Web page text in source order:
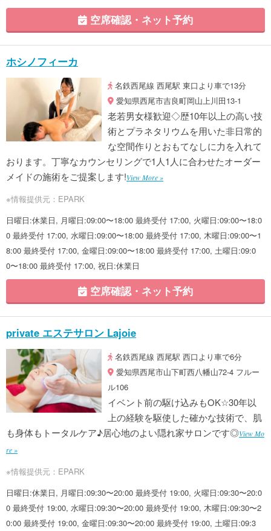
空席確認・ネット予約
ホシノフィーカ
名鉄西尾線 西尾駅 東口より車で13分
愛知県西尾市吉良町岡山上川田13-1
老若男女様歓迎◇歴10年以上の高い技
術とプラネタリウムを用いた非日常的
な空間作りとおもてなしに力を入れて
おります。丁寧なカウンセリングで1人1人に合わせたオーダー
メイドの施術をご提案します!View More »
※情報提供元：EPARK
日曜日:休業日, 月曜日:09:00〜18:00 最終受付 17:00, 火曜日:09:00〜18:0
0 最終受付 17:00, 水曜日:09:00〜18:00 最終受付 17:00, 木曜日:09:00〜1
8:00 最終受付 17:00, 金曜日:09:00〜18:00 最終受付 17:00, 土曜日:09:0
0〜18:00 最終受付 17:00, 祝日:休業日
空席確認・ネット予約
private エステサロン Lajoie
名鉄西尾線 西尾駅 西口より車で6分
愛知県西尾市山下町西八幡山72-4 フルー
ル106
イベント前の駆け込みもOK☆30年以
上の経験を駆使した確かな技術で、肌
も身体もトータルケア♪居心地のよい隠れ家サロンです◎View Mo
re »
※情報提供元：EPARK
日曜日:休業日, 月曜日:09:30〜20:00 最終受付 19:00, 火曜日:09:30〜20:0
0 最終受付 19:00, 水曜日:09:30〜20:00 最終受付 19:00, 木曜日:09:30〜2
0:00 最終受付 19:00, 金曜日:09:30〜20:00 最終受付 19:00, 土曜日:09:3